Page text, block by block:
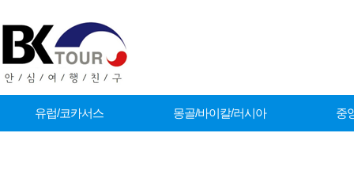
유럽/코카서스 몽골/바이칼/러시아 중